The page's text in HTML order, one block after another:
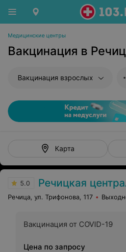
Медицинские центры
Вакцинация в
Вакцинация взрослых
Карта
5.0 Речицкая центральная
Речица, ул. Трифонова, 117
Вакцинация от COVID-19
Цена по запросу